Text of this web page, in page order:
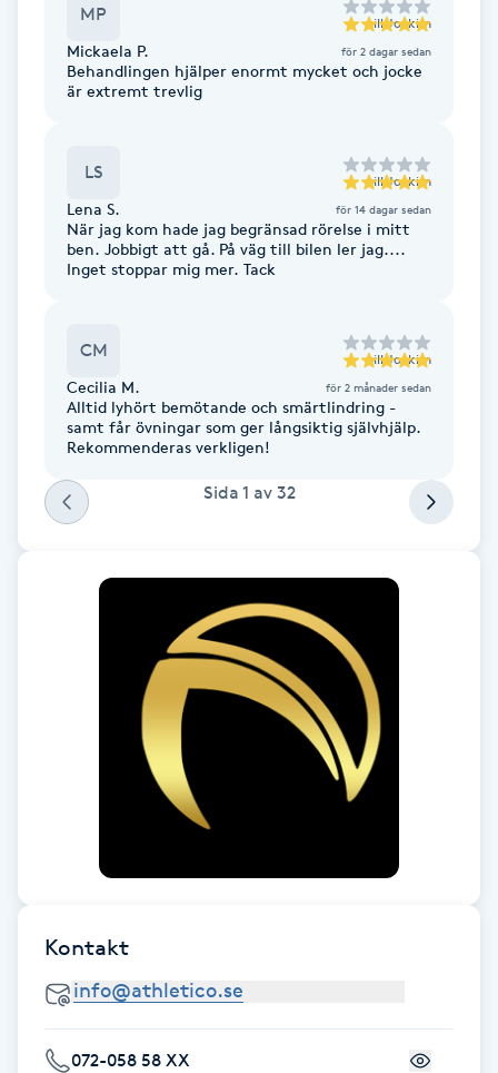
Fotsvamp
Fotvård
Fransborttagning
Fransfärgning
Fransförlängning Megavolym
Fransförlängning Volym
Fransk manikyr
Fransrengöring
Friskvårdsmassage
Funktionsanalys
Färgning
MP till Joakim
Mickaela P. för 2 dagar sedan
Behandlingen hjälper enormt mycket och jocke
är extremt trevlig
LS till Joakim
Lena S. för 14 dagar sedan
När jag kom hade jag begränsad rörelse i mitt
ben. Jobbigt att gå. På väg till bilen ler jag....
Inget stoppar mig mer. Tack
CM till Joakim
Cecilia M. för 2 månader sedan
Alltid lyhört bemötande och smärtlindring -
samt får övningar som ger långsiktig självhjälp.
Rekommenderas verkligen!
Sida 1 av 32
Kontakt
072-058 58 XX